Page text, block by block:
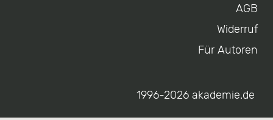
AGB
Widerruf
Für Autoren
1996-2026 akademie.de